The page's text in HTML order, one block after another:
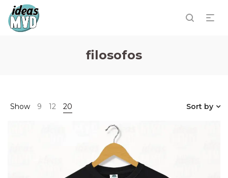
filosofos
Show 9 12 20 Sort by